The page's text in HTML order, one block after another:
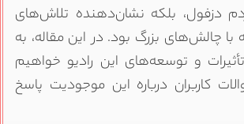
دزفول، بلکه نشان‌دهنده تلاش‌های
با چالش‌های بزرگ بود. در این مقاله، به
و توسعه‌های این رادیو خواهیم
کاربران درباره این موجودیت پاسخ